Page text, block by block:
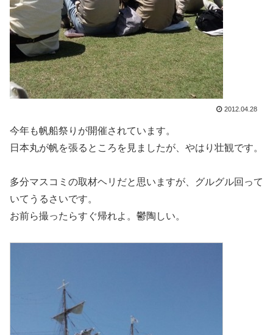
2012.04.28
今年も帆船祭りが開催されています。
日本丸が帆を張るところを見ましたが、やはり壮観です。
多分マスコミの取材ヘリだと思いますが、グルグル回って
いてうるさいです。
お前ら撮ったらすぐ帰れよ。鬱陶しい。